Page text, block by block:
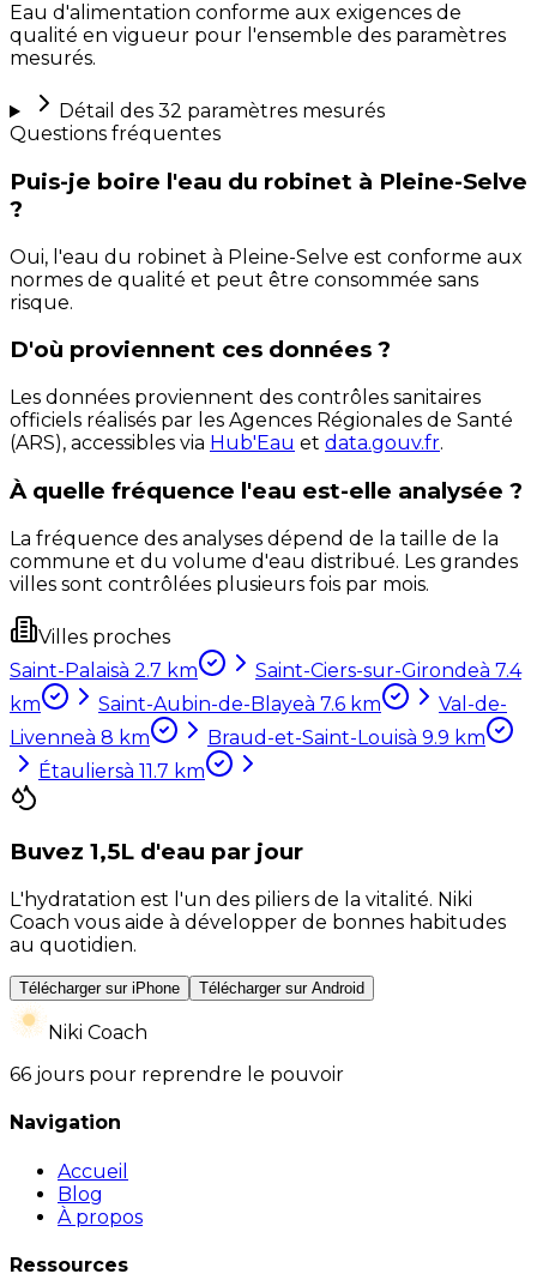
Eau d'alimentation conforme aux exigences de
qualité en vigueur pour l'ensemble des paramètres
mesurés.
Détail des 32 paramètres mesurés
Questions fréquentes
Puis-je boire l'eau du robinet à Pleine-Selve
?
Oui, l'eau du robinet à Pleine-Selve est conforme aux
normes de qualité et peut être consommée sans
risque.
D'où proviennent ces données ?
Les données proviennent des contrôles sanitaires
officiels réalisés par les Agences Régionales de Santé
(ARS), accessibles via Hub'Eau et data.gouv.fr.
À quelle fréquence l'eau est-elle analysée ?
La fréquence des analyses dépend de la taille de la
commune et du volume d'eau distribué. Les grandes
villes sont contrôlées plusieurs fois par mois.
Villes proches
Saint-Palaisà 2.7 km Saint-Ciers-sur-Girondeà 7.4
km
Saint-Aubin-de-Blayeà 7.6 km
Val-de-
Livenneà 8 km Braud-et-Saint-Louisà 9.9 km
Étauliersà 11.7 km
Buvez 1,5L d'eau par jour
L'hydratation est l'un des piliers de la vitalité. Niki
Coach vous aide à développer de bonnes habitudes
au quotidien.
Télécharger sur iPhone Télécharger sur Android
Niki Coach
66 jours pour reprendre le pouvoir
Navigation
Accueil
Blog
À propos
Ressources